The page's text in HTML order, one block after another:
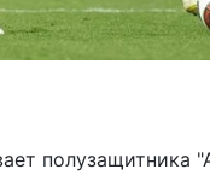
полузащитника